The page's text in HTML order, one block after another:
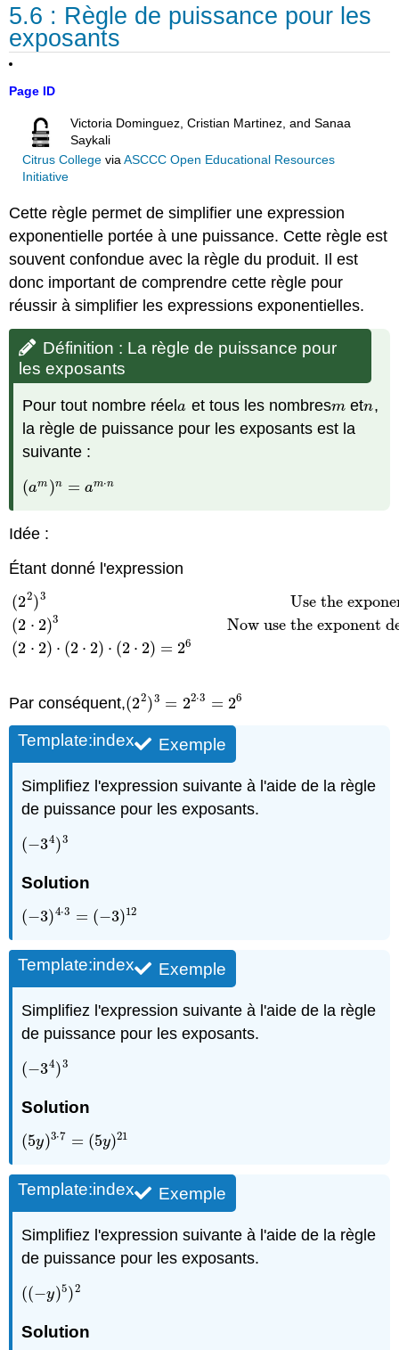
5.6 : Règle de puissance pour les
exposants
Page ID
Victoria Dominguez, Cristian Martinez, and Sanaa
Saykali
Citrus Collegevia ASCCC Open Educational Resources
Initiative
Cette règle permet de simplifier une expression
exponentielle portée à une puissance. Cette règle est
souvent confondue avec la règle du produit. Il est
donc important de comprendre cette règle pour
réussir à simplifier les expressions exponentielles.
Définition : La règle de puissance pour
les exposants
Pour tout nombre réela
a et tous les nombresm
m etn
n,
la règle de puissance pour les exposants est la
suivante :
(am )n = am⋅n
(am )n =a m⋅n
Idée :
Étant donné l'expression
(22)3
(2 ⋅ 2)3
(2 ⋅ 2) ⋅ (2 ⋅ 2) ⋅ (2 ⋅ 2) = 26
Use the
Now use the exponent
(22 3Use the exponent definition to expand the
Par conséquent,(22)3 = 22⋅3 = 26
(22)3 =2 2⋅3 =2 6
Exemple
Template:index
Simplifiez l'expression suivante à l'aide de la règle
de puissance pour les exposants.
(−34)3
(−34)3
Solution
(−3)4⋅3 = (−3)12
(−3)4⋅3 =( −3)12
Exemple
Template:index
Simplifiez l'expression suivante à l'aide de la règle
de puissance pour les exposants.
(−34)3
(−34)3
Solution
(5y)3⋅7 = (5y)21
(5y)3⋅7=( 5y)21
Exemple
Template:index
Simplifiez l'expression suivante à l'aide de la règle
de puissance pour les exposants.
((−y)5)2
((−y)5)2
Solution